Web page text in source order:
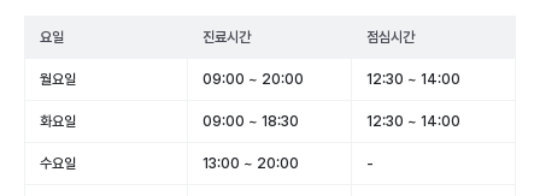
요일 진료시간 점심시간
월요일 09:00 ~ 20:00 12:30 ~ 14:00
화요일 09:00 ~ 18:30 12:30 ~ 14:00
수요일 13:00 ~ 20:00 -